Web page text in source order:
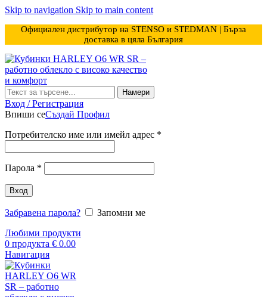
Skip to navigation Skip to main content
Официален дистрибутор на STENSO и STEDMAN | Бърза
доставка в цяла България
Намери
Вход / Регистрация
Впиши сеСъздай Профил
Потребителско име или имейл адрес *
Парола *
Вход
Забравена парола?
Запомни ме
Любими продукти
0 продукта € 0.00
Навигация